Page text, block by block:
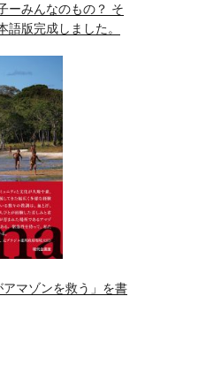
ーみんなのもの？ そ
版完成しました。
マゾンを救う」を書